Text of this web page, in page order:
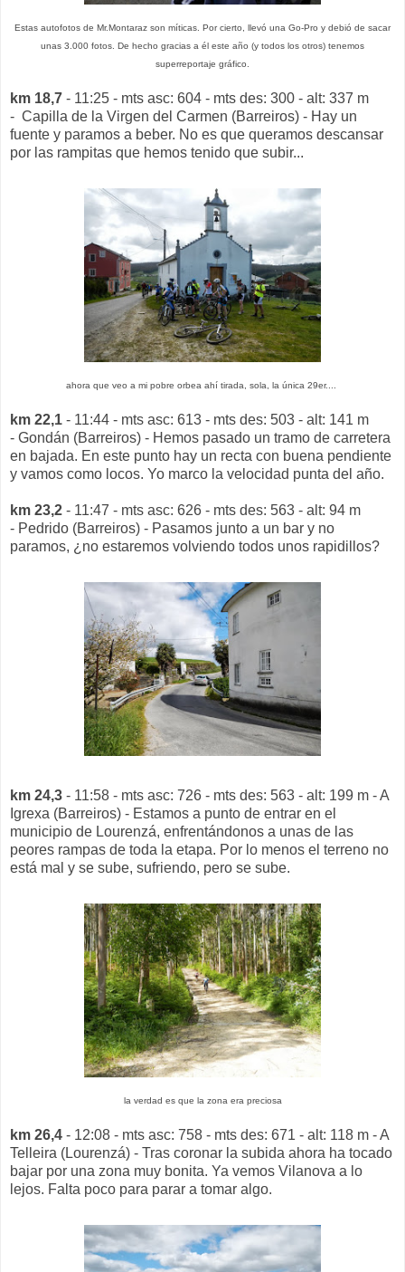
Estas autofotos de Mr.Montaraz son míticas. Por cierto, llevó una Go-Pro y debió de sacar
unas 3.000 fotos. De hecho gracias a él este año (y todos los otros) tenemos
superreportaje gráfico.
km 18,7 - 11:25 - mts asc: 604 - mts des: 300 - alt: 337 m
- Capilla de la Virgen del Carmen (Barreiros) - Hay un
fuente y paramos a beber. No es que queramos descansar
por las rampitas que hemos tenido que subir...
ahora que veo a mi pobre orbea ahí tirada, sola, la única 29er....
km 22,1 - 11:44 - mts asc: 613 - mts des: 503 - alt: 141 m
- Gondán (Barreiros) - Hemos pasado un tramo de carretera
en bajada. En este punto hay un recta con buena pendiente
y vamos como locos. Yo marco la velocidad punta del año.
km 23,2 - 11:47 - mts asc: 626 - mts des: 563 - alt: 94 m
- Pedrido (Barreiros) - Pasamos junto a un bar y no
paramos, ¿no estaremos volviendo todos unos rapidillos?
km 24,3 - 11:58 - mts asc: 726 - mts des: 563 - alt: 199 m - A
Igrexa (Barreiros) - Estamos a punto de entrar en el
municipio de Lourenzá, enfrentándonos a unas de las
peores rampas de toda la etapa. Por lo menos el terreno no
está mal y se sube, sufriendo, pero se sube.
la verdad es que la zona era preciosa
km 26,4 - 12:08 - mts asc: 758 - mts des: 671 - alt: 118 m - A
Telleira (Lourenzá) - Tras coronar la subida ahora ha tocado
bajar por una zona muy bonita. Ya vemos Vilanova a lo
lejos. Falta poco para parar a tomar algo.